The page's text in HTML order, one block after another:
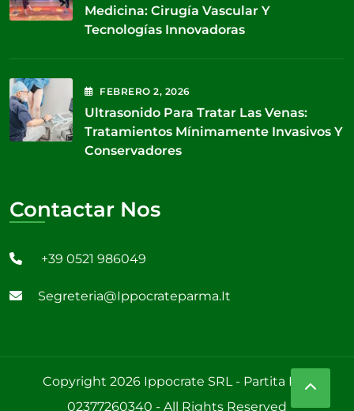
Medicina: Cirugía Vascular Y
Tecnologías Innovadoras
FEBRERO2, 2026
Ultrasonido Para Tratar Las Venas:
Tratamientos Mínimamente Invasivos Y
Conservadores
Contactar Nos
+39 0521 986049
Segreteria@ippocrateparma.it
Copyright 2026 Ippocrate SRL - Partita IVA:
02377260340 - All Rights Reserved